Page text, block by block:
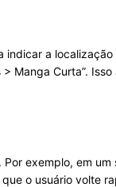
a localização
Manga Curta”.
exemplo, em um
o usuário volte